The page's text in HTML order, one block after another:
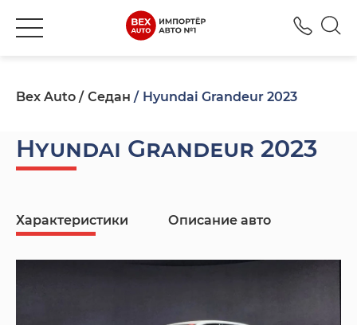
Bex Auto Седан Hyundai Grandeur 2023
Hyundai Grandeur 2023
Характеристики Описание авто